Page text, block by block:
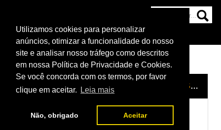
Utilizamos cookies para personalizar
anúncios, otimizar a funcionalidade do nosso
site e analisar nosso tráfego como descritos
em nossa Política de Privacidade e Cookies.
Se você concorda com os termos, por favor
clique em aceitar.
Leia mais
Não, obrigado Aceitar
NOTÍCIAS
HOME EVENTO / UFC 259 ISRAEL ADESANYA x JAN BLACHOWICZ
Israel Adesanya x Jan